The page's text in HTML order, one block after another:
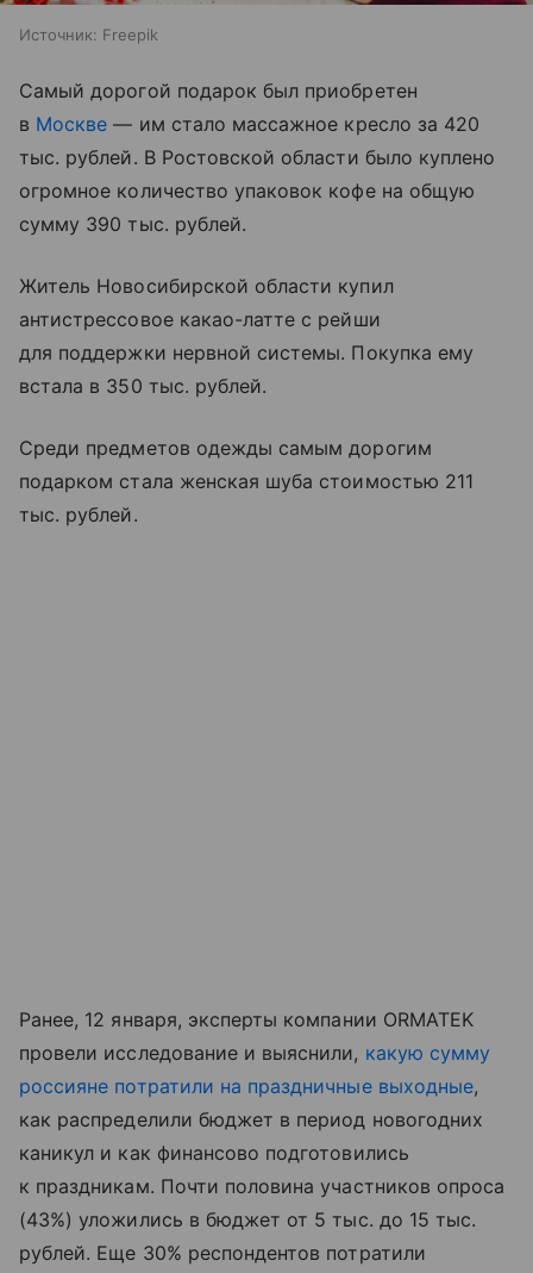
Источник: Freepik
Самый дорогой подарок был приобретен
в Москве — им стало массажное кресло за 420
тыс. рублей. В Ростовской области было куплено
огромное количество упаковок кофе на общую
сумму 390 тыс. рублей.
Житель Новосибирской области купил
антистрессовое какао-латте с рейши
для поддержки нервной системы. Покупка ему
встала в 350 тыс. рублей.
Среди предметов одежды самым дорогим
подарком стала женская шуба стоимостью 211
тыс. рублей.
Ранее, 12 января, эксперты компании ORMATEK
провели исследование и выяснили, какую сумму
россияне потратили на праздничные выходные,
как распределили бюджет в период новогодних
каникул и как финансово подготовились
к праздникам. Почти половина участников опроса
(43%) уложились в бюджет от 5 тыс. до 15 тыс.
рублей. Еще 30% респондентов потратили